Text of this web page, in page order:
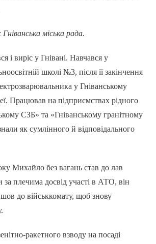
міська рада.
і виріс у Гнівані. Навчався у
школі №3, після її закінчення
у Гніванському
Працював на підприємствах рідного
СЗБ» та «Гніванському гранітному
як сумлінного й відповідального
Михайло без вагань став до лав
плечима досвід участі в АТО, він
до військкомату, щоб знову
ракетного взводу на посаді